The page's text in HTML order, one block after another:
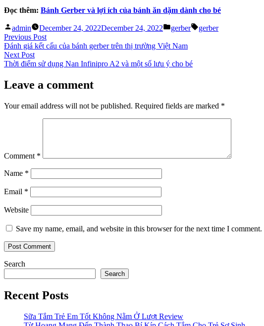
Đọc thêm: Bánh Gerber và lợi ích của bánh ăn dặm dành cho bé
Posted
by
admin December 24, 2022December 24, 2022
Posted
gerber Tags:
gerber
Post
navigation
Previous PostPrevious
post:
Đánh giá kết cấu của bánh gerber trên thị trường Việt Nam
Next PostNext
post:
Thời điểm sử dụng Nan Infinipro A2 và một số lưu ý cho bé
Leave a comment
Your email address will not be published. Required fields are marked *
Comment *
Name *
Email *
Website
Save my name, email, and website in this browser for the next time I comment.
Search
Search
Recent Posts
Sữa Tắm Trẻ Em Tốt Không Nằm Ở Lượt Review